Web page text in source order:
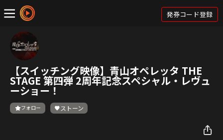
発券コード登録
【スイッチング映像】青山オペレッタ THE
STAGE 第四弾 2周年記念スペシャル・レヴュ
ーショー！
フォロー ストーン